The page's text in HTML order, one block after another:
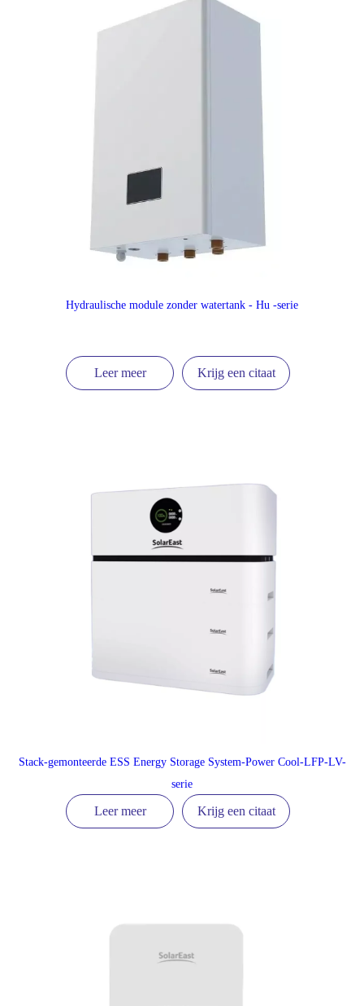
Hydraulische module zonder watertank - Hu -serie
Leer meer Krijg een citaat
Stack-gemonteerde ESS Energy Storage System-Power Cool-LFP-LV-
serie
Leer meer Krijg een citaat